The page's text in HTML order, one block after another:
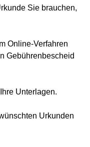
Sie brauchen,
Online-Verfahren
Gebührenbescheid
Unterlagen.
Urkunden